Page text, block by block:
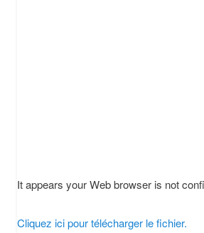
It appears your Web browser is not
Cliquez ici pour télécharger le fichier.